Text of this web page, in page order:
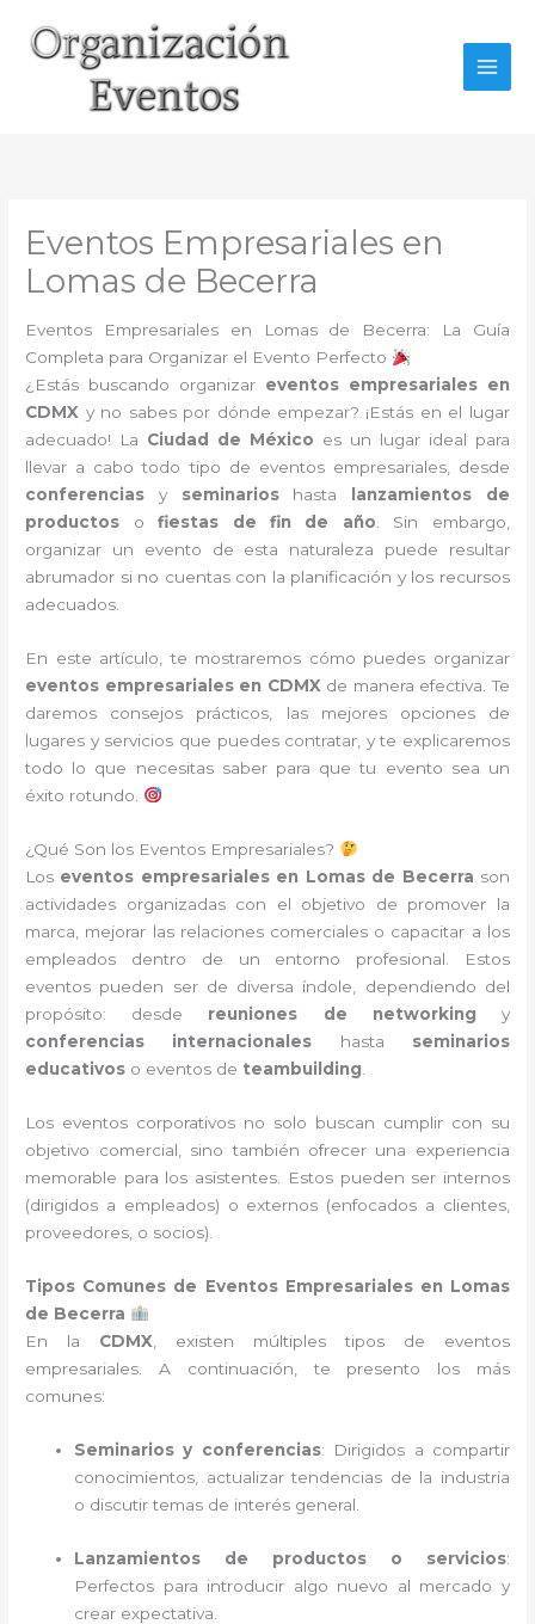
contenido
Eventos Empresariales en
Lomas de Becerra
Eventos Empresariales en Lomas de Becerra: La Guía
Completa para Organizar el Evento Perfecto
¿Estás buscando organizar eventos empresariales en
CDMX y no sabes por dónde empezar? ¡Estás en el lugar
adecuado! La Ciudad de México es un lugar ideal para
llevar a cabo todo tipo de eventos empresariales, desde
conferencias y seminarioshasta
lanzamientos de
productos ofiestas de fin de año. Sin embargo,
organizar un evento de esta naturaleza puede resultar
abrumador si no cuentas con la planificación y los recursos
adecuados.
En este artículo, te mostraremos cómo puedes organizar
eventos empresariales en CDMX de manera efectiva. Te
daremos consejos prácticos, las mejores opciones de
lugares y servicios que puedes contratar, y te explicaremos
todo lo que necesitas saber para que tu evento sea un
éxito rotundo.
¿Qué Son los Eventos Empresariales?
Los eventos empresariales en Lomas de Becerra son
actividades organizadas con el objetivo de promover la
marca, mejorar las relaciones comerciales o capacitar a los
empleados dentro de un entorno profesional. Estos
eventos pueden ser de diversa índole, dependiendo del
propósito: desde reuniones de networking y
conferencias internacionales hasta seminarios
educativos o eventos de teambuilding
Los eventos corporativos no solo buscan cumplir con su
objetivo comercial, sino también ofrecer una experiencia
memorable para los asistentes. Estos pueden ser internos
(dirigidos a empleados) o externos (enfocados a clientes,
proveedores, o socios).
Tipos Comunes de Eventos Empresariales en Lomas
de Becerra
En la CDMX , existen múltiples tipos de eventos
empresariales. A continuación, te presento los más
comunes:
Seminarios y conferencias: Dirigidos a compartir
conocimientos, actualizar tendencias de la industria
o discutir temas de interés general.
Lanzamientos de productos o servicios:
Perfectos para introducir algo nuevo al mercado y
crear expectativa.